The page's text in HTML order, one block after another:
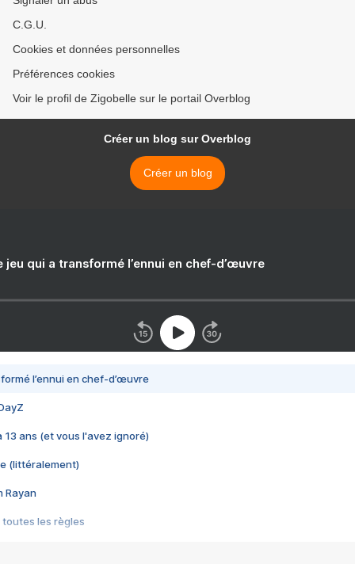
C.G.U.
Cookies et données personnelles
Préférences cookies
Voir le profil de Zigobelle sur le portail Overblog
Créer un blog sur Overblog
Créer un blog
jeu qui a transformé l’ennui en chef-d’œuvre
l’ennui en chef-d’œuvre
13 ans (et vous l'avez ignoré)
(littéralement)
Rayan
toutes les règles